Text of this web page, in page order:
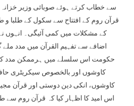
سے خطاب کرتے ہوئے صوبائی وزیر
قرآن روم کے افتتاح سے سکول کے طلبا و
کے مشکلات میں کمی آئیگی۔ انہوں
اضافے سے تفہیم القرآن میں مدد
حکومت اس سلسلے میں ہرممکن مدد کو
کاوشوں اور بالخصوص سیکریٹری
کاوشوں، انکی دین دوستی اور قرآن
اس امید کا اظہار کیا کہ قرآن روم سے